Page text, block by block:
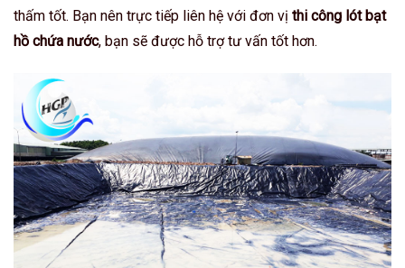
thấm tốt. Bạn nên trực tiếp liên hệ với đơn vị thi công lót bạt
hồ chứa nước, bạn sẽ được hỗ trợ tư vấn tốt hơn.